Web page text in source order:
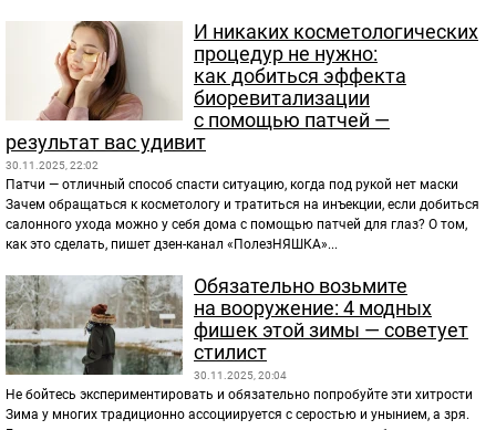
И никаких косметологических
процедур не нужно:
как добиться эффекта
биоревитализации
с помощью патчей —
результат вас удивит
30.11.2025, 22:02
Патчи — отличный способ спасти ситуацию, когда под рукой нет маски
Зачем обращаться к косметологу и тратиться на инъекции, если добиться
салонного ухода можно у себя дома с помощью патчей для глаз? О том,
как это сделать, пишет дзен-канал «ПолезНЯШКА»...
Обязательно возьмите
на вооружение: 4 модных
фишек этой зимы — советует
стилист
30.11.2025, 20:04
Не бойтесь экспериментировать и обязательно попробуйте эти хитрости
Зима у многих традиционно ассоциируется с серостью и унынием, а зря.